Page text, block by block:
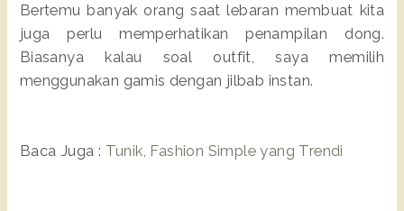
Bertemu banyak orang saat lebaran membuat kita
juga perlu memperhatikan penampilan dong.
Biasanya kalau soal outfit, saya memilih
menggunakan gamis dengan jilbab instan.
Baca Juga : Tunik, Fashion Simple yang Trendi